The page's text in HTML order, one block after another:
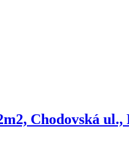
Chodovská ul.,